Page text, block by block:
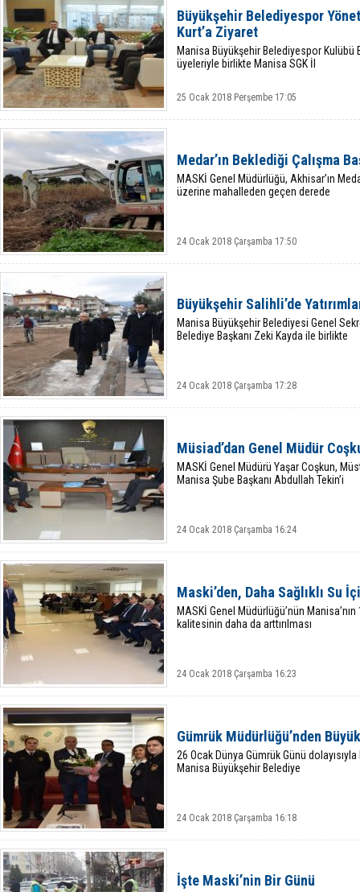
Büyükşehir Belediyespor
Kurt’a Ziyaret
Manisa Büyükşehir Belediyespor
üyeleriyle birlikte Manisa SGK İl
25 Ocak 2018 Perşembe 17:05
Medar’ın Beklediği Çalışma
MASKİ Genel Müdürlüğü, Akhisar’ın
üzerine mahalleden geçen derede
24 Ocak 2018 Çarşamba 17:50
Büyükşehir Salihli’de
Manisa Büyükşehir Belediyesi Genel
Belediye Başkanı Zeki Kayda ile birlikte
24 Ocak 2018 Çarşamba 17:28
Müsiad’dan Genel Müdür
MASKİ Genel Müdürü Yaşar Coşkun,
Manisa Şube Başkanı Abdullah Tekin’i
24 Ocak 2018 Çarşamba 16:24
Maski’den, Daha Sağlıklı Su
MASKİ Genel Müdürlüğü’nün
kalitesinin daha da arttırılması
24 Ocak 2018 Çarşamba 16:23
Gümrük Müdürlüğü’nden
26 Ocak Dünya Gümrük Günü
Manisa Büyükşehir Belediye
24 Ocak 2018 Çarşamba 16:18
İşte Maski’nin Bir Günü